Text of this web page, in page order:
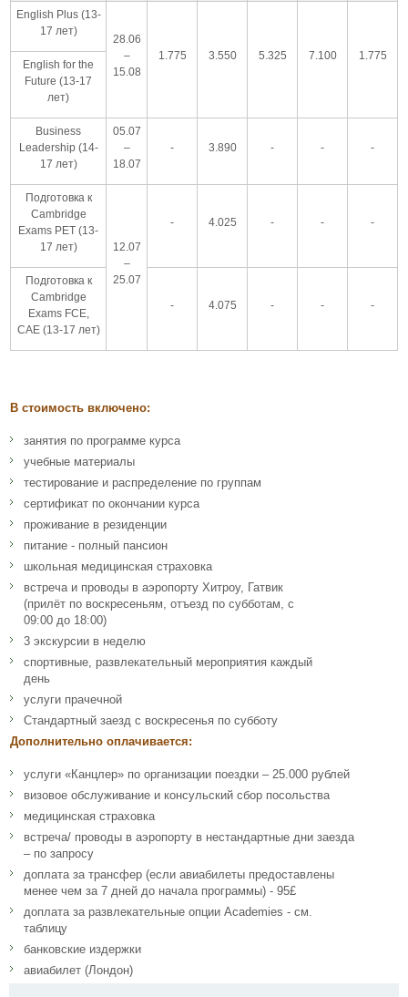
English Plus (13-
17 лет)
28.06
–
15.08
1.775 3.550 5.325 7.100 1.775
English for the
Future (13-17
лет)
Business
Leadership (14-
17 лет)
05.07
–
18.07
- 3.890 - - -
Подготовка к
Cambridge
Exams PET (13-
17 лет)
12.07
–
25.07
- 4.025 - - -
Подготовка к
Cambridge
Exams FCE,
CAE (13-17 лет)
- 4.075 - - -
В стоимость включено:
занятия по программе курса
учебные материалы
тестирование и распределение по группам
сертификат по окончании курса
проживание в резиденции
питание - полный пансион
школьная медицинская страховка
встреча и проводы в аэропорту Хитроу, Гатвик
(прилёт по воскресеньям, отъезд по субботам, с
09:00 до 18:00)
3 экскурсии в неделю
спортивные, развлекательный мероприятия каждый
день
услуги прачечной
Стандартный заезд с воскресенья по субботу
Дополнительно оплачивается:
услуги «Канцлер» по организации поездки – 25.000 рублей
визовое обслуживание и консульский сбор посольства
медицинская страховка
встреча/ проводы в аэропорту в нестандартные дни заезда
– по запросу
доплата за трансфер (если авиабилеты предоставлены
менее чем за 7 дней до начала программы) - 95£
доплата за развлекательные опции Academies - см.
таблицу
банковские издержки
авиабилет (Лондон)